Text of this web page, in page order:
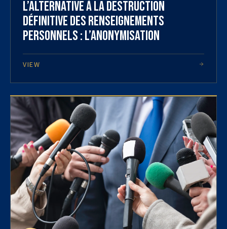
L’alternative à la destruction
définitive des renseignements
personnels : l’anonymisation
VIEW